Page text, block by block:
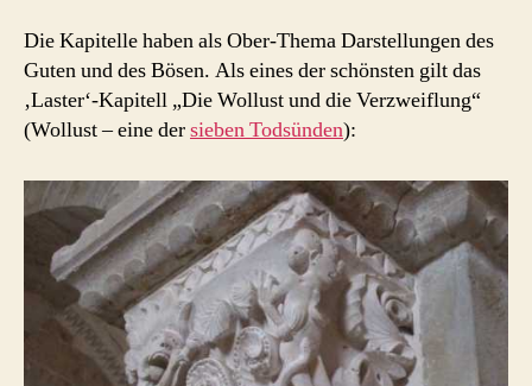
Die Kapitelle haben als Ober-Thema Darstellungen des
Guten und des Bösen. Als eines der schönsten gilt das
‚Laster‘-Kapitell „Die Wollust und die Verzweiflung“
(Wollust – eine dersieben Todsünden):